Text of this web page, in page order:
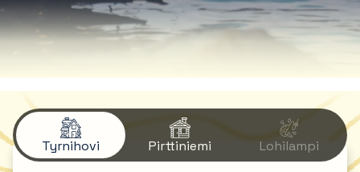
Tyrnihovi Pirttiniemi Lohilampi